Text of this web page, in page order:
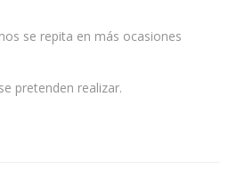
se repita en más ocasiones
se pretenden realizar.